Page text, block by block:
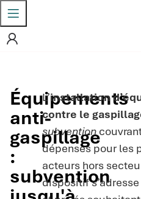
Équipements
anti-
gaspillage
:
subvention
L’installation
contre le
subvention
dépenses pour les
acteurs hors
dispositif